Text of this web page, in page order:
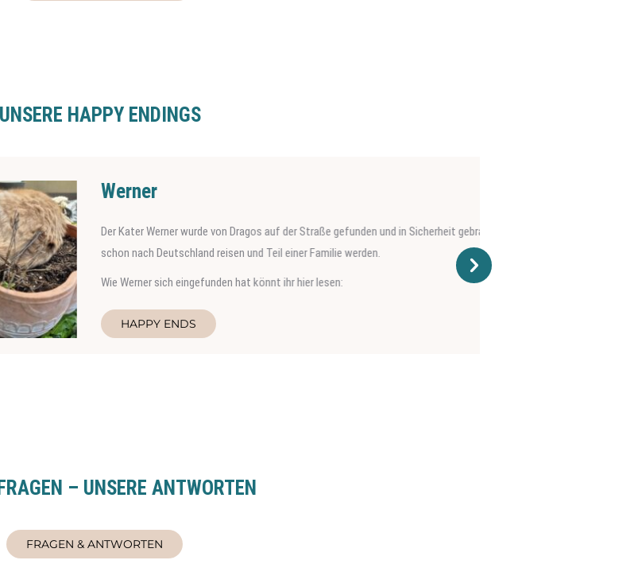
UNSERE HAPPY ENDINGS
Dragos auf der Straße gefunden und in Sicherheit gebracht. Zeitnah durfte er dann
und Teil einer Familie werden.
hat könnt ihr hier lesen:
– UNSERE ANTWORTEN
FRAGEN & ANTWORTEN